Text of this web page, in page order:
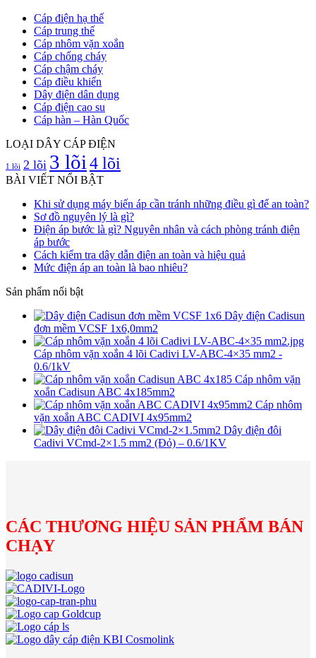
Cáp điện hạ thế
Cáp trung thế
Cáp nhôm vặn xoắn
Cáp chống cháy
Cáp chậm cháy
Cáp điều khiển
Dây điện dân dụng
Cáp điện cao su
Cáp hàn – Hàn Quốc
LOẠI DÂY CÁP ĐIỆN
1 lõi 2 lõi 3 lõi 4 lõi
BÀI VIẾT NỔI BẬT
Khi sử dụng máy biến áp cần tránh những điều gì để an toàn?
Sơ đồ nguyên lý là gì?
Điện áp bước là gì? Nguyên nhân và cách phòng tránh điện
áp bước
Cách kiểm tra dây dẫn điện an toàn và hiệu quả
Mức điện áp an toàn là bao nhiêu?
Sản phẩm nổi bật
Dây điện Cadisun
đơn mềm VCSF 1x6,0mm2
Cáp nhôm vặn xoắn 4 lõi Cadivi LV-ABC-4×35 mm2 -
0.6/1kV
Cáp nhôm vặn
xoắn Cadisun ABC 4x185mm2
Cáp nhôm
vặn xoắn ABC CADIVI 4x95mm2
Dây điện đôi
Cadivi VCmd-2×1.5 mm2 (Đỏ) – 0.6/1KV
CÁC THƯƠNG HIỆU SẢN PHẨM BÁN
CHẠY